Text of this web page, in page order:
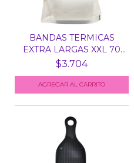
BANDAS TERMICAS
EXTRA LARGAS XXL 70
CM X...
$3.704